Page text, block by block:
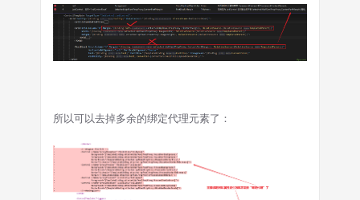
所以可以去掉多余的绑定代理元素了：